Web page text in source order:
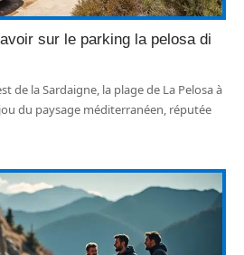
sur le parking la pelosa di
de la Sardaigne, la plage de La Pelosa à
du paysage méditerranéen, réputée